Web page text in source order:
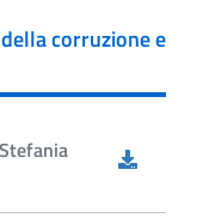
corruzione e